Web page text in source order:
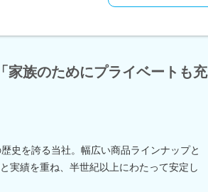
家族のためにプライベートも充
史を誇る当社。幅広い商品ラインナップと
実績を重ね、半世紀以上にわたって安定し